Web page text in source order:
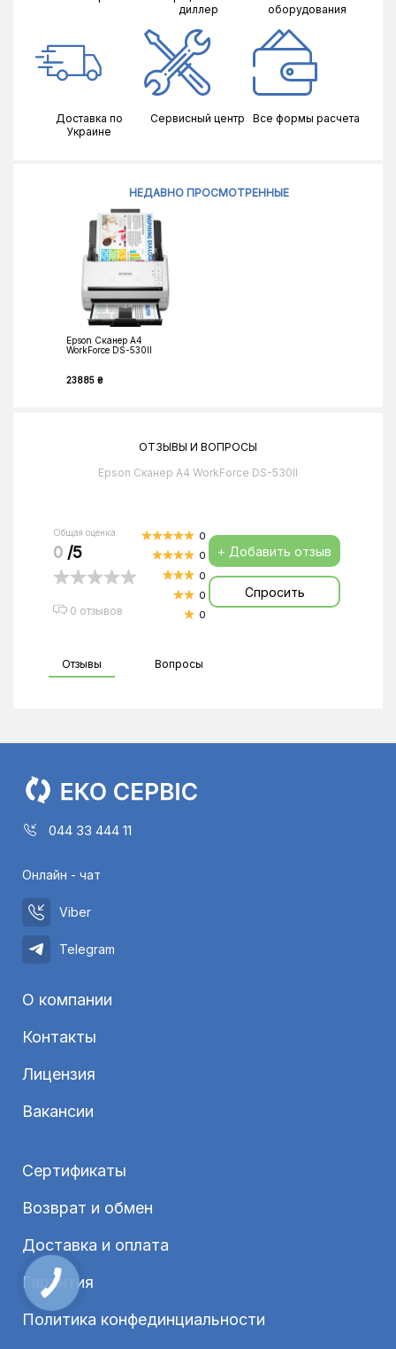
диллер
оборудования
Доставка по
Украине
Сервисный центр Все формы расчета
НЕДАВНО ПРОСМОТРЕННЫЕ
Epson Сканер A4
WorkForce DS-530II
23885 ₴
ОТЗЫВЫ И ВОПРОСЫ
Epson Сканер A4 WorkForce DS-530II
Общая оценка
0 /5
0 отзывов
0
0
0
0
0
+ Добавить отзыв
Спросить
Отзывы Вопросы
044 33 444 11
Онлайн - чат
Viber
Telegram
О компании
Контакты
Лицензия
Вакансии
Сертификаты
Возврат и обмен
Доставка и оплата
Гарантия
Политика конфединциальности